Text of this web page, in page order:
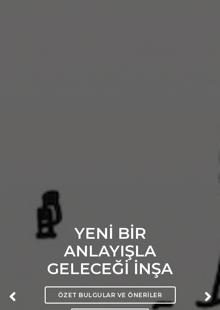
YENİ BİR
ANLAYIŞLA
GELECEĞİ İNŞA
ÖZET BULGULAR VE ÖNERİLER